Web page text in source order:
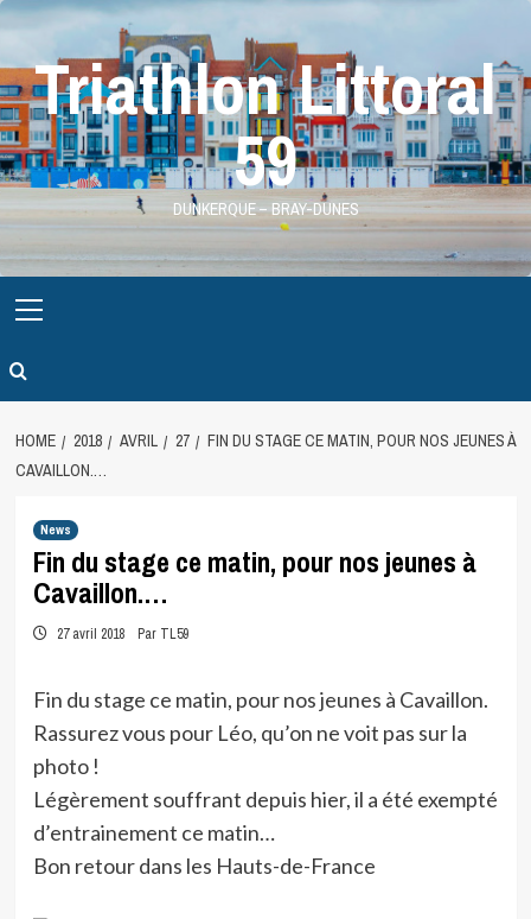
Skip
contentTriathlon Littoral
59
DUNKERQUE – BRAY-DUNES
Menu
HOME 2018 AVRIL 27
FIN DU STAGE CE MATIN, POUR NOS JEUNES À
CAVAILLON.…
News
Fin du stage ce matin, pour nos jeunes à
Cavaillon.…
27 avril 2018 Par TL59
Fin du stage ce matin, pour nos jeunes à Cavaillon.
Rassurez vous pour Léo, qu’on ne voit pas sur la
photo !
Légèrement souffrant depuis hier, il a été exempté
d’entrainement ce matin…
Bon retour dans les Hauts-de-France